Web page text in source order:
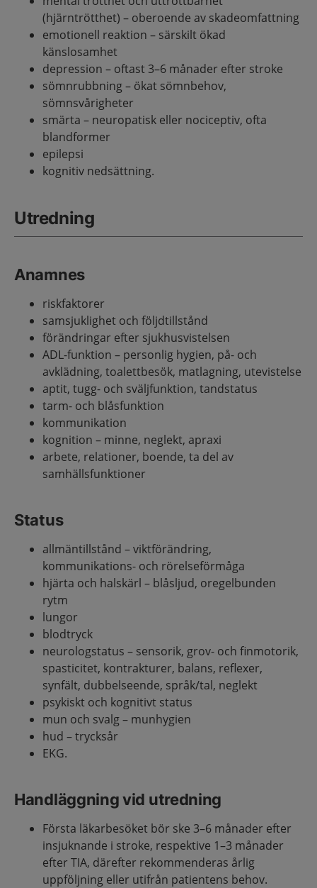
(hjärntrötthet) – oberoende av skadeomfattning
emotionell reaktion – särskilt ökad
känslosamhet
depression – oftast 3–6 månader efter stroke
sömnrubbning – ökat sömnbehov,
sömnsvårigheter
smärta – neuropatisk eller nociceptiv, ofta
blandformer
epilepsi
kognitiv nedsättning.
Utredning
Anamnes
riskfaktorer
samsjuklighet och följdtillstånd
förändringar efter sjukhusvistelsen
ADL-funktion – personlig hygien, på- och
avklädning, toalettbesök, matlagning, utevistelse
aptit, tugg- och sväljfunktion, tandstatus
tarm- och blåsfunktion
kommunikation
kognition – minne, neglekt, apraxi
arbete, relationer, boende, ta del av
samhällsfunktioner
Status
allmäntillstånd – viktförändring,
kommunikations- och rörelseförmåga
hjärta och halskärl – blåsljud, oregelbunden
rytm
lungor
blodtryck
neurologstatus – sensorik, grov- och finmotorik,
spasticitet, kontrakturer, balans, reflexer,
synfält, dubbelseende, språk/tal, neglekt
psykiskt och kognitivt status
mun och svalg – munhygien
hud – trycksår
EKG.
Handläggning vid utredning
Första läkarbesöket bör ske 3–6 månader efter
insjuknande i stroke, respektive 1–3 månader
efter TIA, därefter rekommenderas årlig
uppföljning eller utifrån patientens behov.